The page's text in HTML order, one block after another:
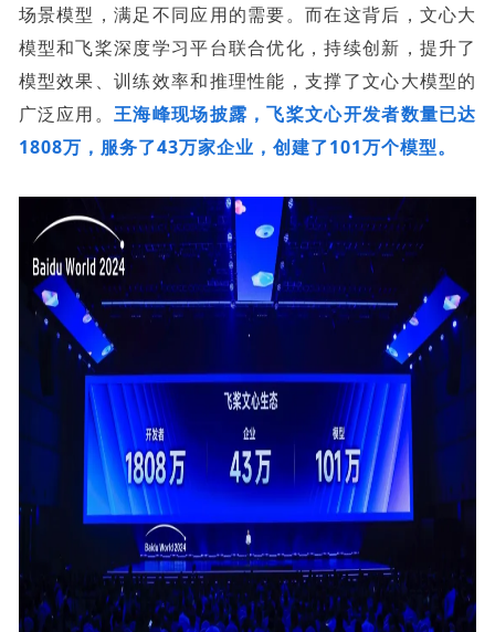
场景模型，满足不同应用的需要。而在这背后，文心大
模型和飞桨深度学习平台联合优化，持续创新，提升了
模型效果、训练效率和推理性能，支撑了文心大模型的
广泛应用。王海峰现场披露，飞桨文心开发者数量已达
1808万，服务了43万家企业，创建了101万个模型。